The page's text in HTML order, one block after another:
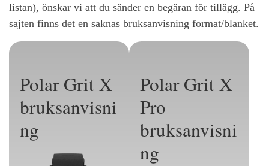
listan), önskar vi att du sänder en begäran för tillägg. På
sajten finns det en saknas bruksanvisning format/blanket.
Polar Grit X
bruksanvisni
ng
Polar Grit X
Pro
bruksanvisni
ng